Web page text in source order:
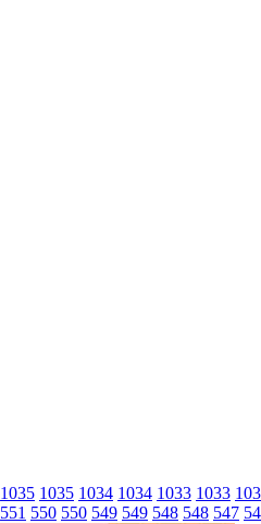
1035 1035 1034 1034 1033 1033
551 550 550 549 549 548 548 547